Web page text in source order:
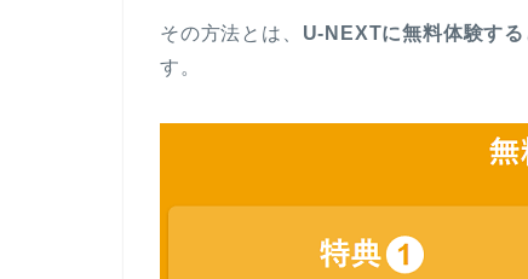
その方法とは、 U-NEXTに無料体験す
す。